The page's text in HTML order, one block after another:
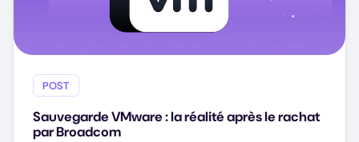
POST
Sauvegarde VMware : la réalité après le rachat
par Broadcom